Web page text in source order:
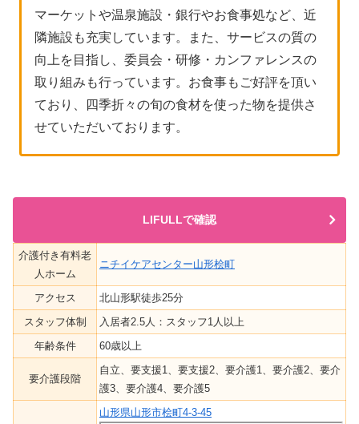
マーケットや温泉施設・銀行やお食事処など、近
隣施設も充実しています。また、サービスの質の
向上を目指し、委員会・研修・カンファレンスの
取り組みも行っています。お食事もご好評を頂い
ており、四季折々の旬の食材を使った物を提供さ
せていただいております。
LIFULLで確認
介護付き有料老
人ホーム
ニチイケアセンター山形桧町
アクセス
北山形駅徒歩25分
スタッフ体制
入居者2.5人：スタッフ1人以上
年齢条件
60歳以上
要介護段階
自立、要支援1、要支援2、要介護1、要介護2、要介
護3、要介護4、要介護5
山形県山形市桧町4-3-45